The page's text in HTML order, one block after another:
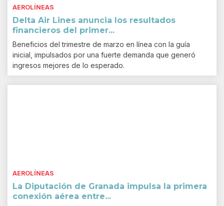
AEROLÍNEAS
Delta Air Lines anuncia los resultados
financieros del primer...
Beneficios del trimestre de marzo en línea con la guía
inicial, impulsados por una fuerte demanda que generó
ingresos mejores de lo esperado.
AEROLÍNEAS
La Diputación de Granada impulsa la primera
conexión aérea entre...